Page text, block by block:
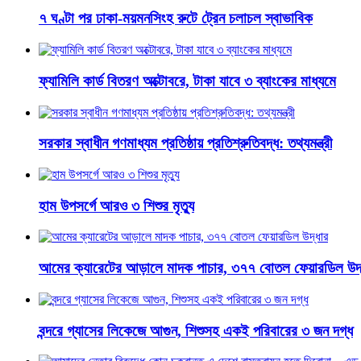
৭ ঘণ্টা পর ঢাকা-ময়মনসিংহ রুটে ট্রেন চলাচল স্বাভাবিক
ফ্যামিলি কার্ড বিতরণ অক্টোবরে, টাকা যাবে ৩ ব্যাংকের মাধ্যমে
সরকার স্বাধীন গণমাধ্যম প্রতিষ্ঠায় প্রতিশ্রুতিবদ্ধ: তথ্যমন্ত্রী
হাম উপসর্গে আরও ৩ শিশুর মৃত্যু
আমের ক্যারেটের আড়ালে মাদক পাচার, ৩৭৭ বোতল ফেয়ারডিল
বন্দরে গ্যাসের লিকেজে আগুন, শিশুসহ একই পরিবারের ৩ জন দগ্ধ